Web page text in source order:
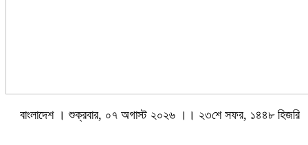
বাংলাদেশ । শুক্রবার, ০৭ অগাস্ট ২০২৬ ।। ২৩শে সফর, ১৪৪৮ হিজরি